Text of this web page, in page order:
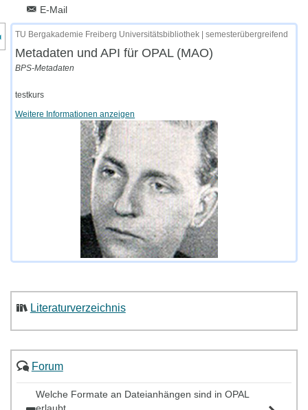
E-Mail
des Kursmenüs
TU Bergakademie Freiberg Universitätsbibliothek | semesterübergreifend
Metadaten und API für OPAL (MAO)
BPS-Metadaten
testkurs
Weitere Informationen anzeigen
Literaturverzeichnis
Forum
Welche Formate an Dateianhängen sind in OPAL